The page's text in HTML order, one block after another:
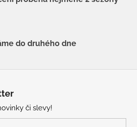
do druhého dne
či slevy!